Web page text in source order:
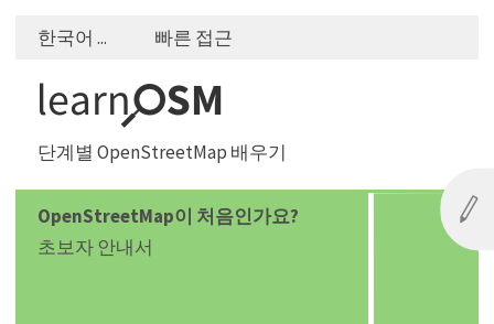
한국어 ... 빠른 접근
단계별 OpenStreetMap 배우기
OpenStreetMap이 처음인가요?
초보자 안내서